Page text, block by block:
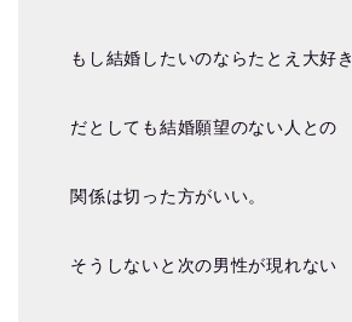
もし結婚したいのならたとえ大好き
だとしても結婚願望のない人との
関係は切った方がいい。
そうしないと次の男性が現れない